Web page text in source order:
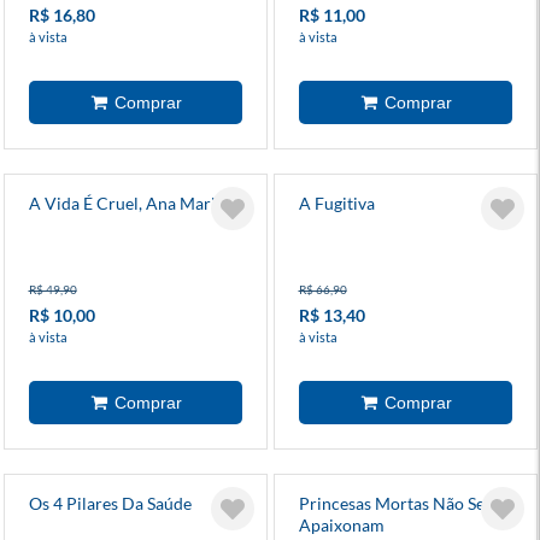
R$ 16,80
à vista
R$ 11,00
à vista
A Vida É Cruel, Ana Maria
R$ 49,90
R$ 10,00
à vista
A Fugitiva
R$ 66,90
R$ 13,40
à vista
Os 4 Pilares Da Saúde
Princesas Mortas Não Se
Apaixonam